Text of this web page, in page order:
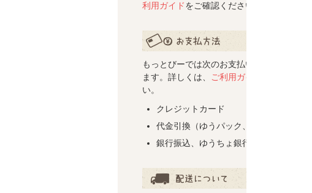
利用ガイドをご確認ください。
お支払い方法について
もっとびーでは次のお支払い方法を用意して
ます。詳しくは、
ご利用ガイド
い。
クレジットカード
代金引換（ゆうパック、西濃運輸）
銀行振込、ゆうちょ銀行振替（前払いの